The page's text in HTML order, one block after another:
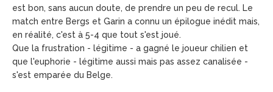
est bon, sans aucun doute, de prendre un peu de recul. Le
match entre Bergs et Garin a connu un épilogue inédit mais,
en réalité, c'est à 5-4 que tout s'est joué.
Que la frustration - légitime - a gagné le joueur chilien et
que l'euphorie - légitime aussi mais pas assez canalisée -
s'est emparée du Belge.